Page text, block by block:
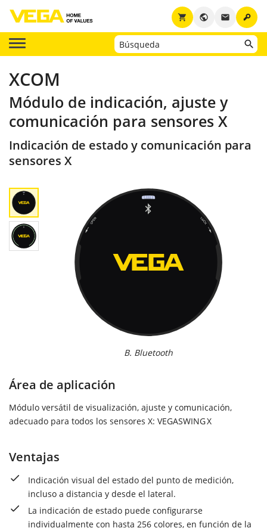
key
email
public
shopping_cart
XCOM
Módulo de indicación, ajuste y
comunicación para sensores X
Indicación de estado y comunicación para
sensores X
B. Bluetooth
Área de aplicación
Módulo versátil de visualización, ajuste y comunicación,
adecuado para todos los sensores X: VEGASWING X
Ventajas
Indicación visual del estado del punto de medición,
incluso a distancia y desde el lateral.
La indicación de estado puede configurarse
individualmente con hasta 256 colores, en función de la